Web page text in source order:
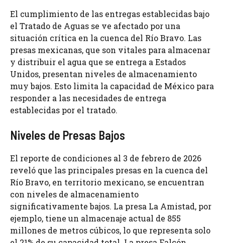
El cumplimiento de las entregas establecidas bajo
el Tratado de Aguas se ve afectado por una
situación crítica en la cuenca del Río Bravo. Las
presas mexicanas, que son vitales para almacenar
y distribuir el agua que se entrega a Estados
Unidos, presentan niveles de almacenamiento
muy bajos. Esto limita la capacidad de México para
responder a las necesidades de entrega
establecidas por el tratado.
Niveles de Presas Bajos
El reporte de condiciones al 3 de febrero de 2026
reveló que las principales presas en la cuenca del
Río Bravo, en territorio mexicano, se encuentran
con niveles de almacenamiento
significativamente bajos. La presa La Amistad, por
ejemplo, tiene un almacenaje actual de 855
millones de metros cúbicos, lo que representa solo